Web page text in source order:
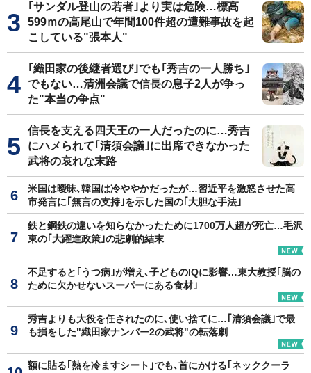
｢サンダル登山の若者｣より実は危険…標高
599ｍの高尾山で年間100件超の遭難事故を起
こしている"張本人"
｢織田家の後継者選び｣でも｢秀吉の一人勝ち｣
でもない…清洲会議で信長の息子2人が争っ
た"本当の争点"
信長を支える四天王の一人だったのに…秀吉
にハメられて｢清須会議｣に出席できなかった
武将の哀れな末路
米国は曖昧､韓国は冷ややかだったが…習近平を激怒させた高
市発言に｢無言の支持｣を示した国の｢大胆な手法｣
鉄と鋼鉄の違いを知らなかったために1700万人超が死亡…毛沢
東の｢大躍進政策｣の悲劇的結末
不足すると｢うつ病｣が増え､子どものIQに影響…東大教授｢脳の
ために欠かせないスーパーにある食材｣
秀吉よりも大役を任されたのに､使い捨てに…｢清須会議｣で最
も損をした"織田家ナンバー2の武将"の転落劇
額に貼る｢熱を冷ますシート｣でも､首にかける｢ネッククーラ